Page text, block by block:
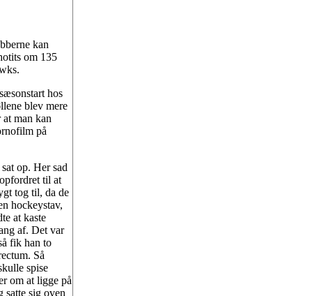
kan
om 135
hos
blev mere
man kan
på
op. Her sad
til at
tog til, da de
hockeystav,
at kaste
af. Det var
fik han to
Så
spise
om at ligge på
satte sig oven